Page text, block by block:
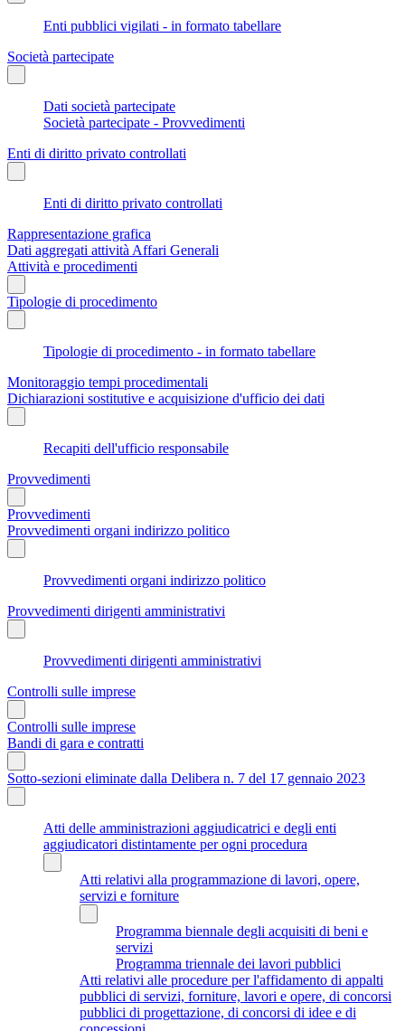
Enti pubblici vigilati - in formato tabellare
Società partecipate
Dati società partecipate
Società partecipate - Provvedimenti
Enti di diritto privato controllati
Enti di diritto privato controllati
Rappresentazione grafica
Dati aggregati attività Affari Generali
Attività e procedimenti
Tipologie di procedimento
Tipologie di procedimento - in formato tabellare
Monitoraggio tempi procedimentali
Dichiarazioni sostitutive e acquisizione d'ufficio dei dati
Recapiti dell'ufficio responsabile
Provvedimenti
Provvedimenti
Provvedimenti organi indirizzo politico
Provvedimenti organi indirizzo politico
Provvedimenti dirigenti amministrativi
Provvedimenti dirigenti amministrativi
Controlli sulle imprese
Controlli sulle imprese
Bandi di gara e contratti
Sotto-sezioni eliminate dalla Delibera n. 7 del 17 gennaio 2023
Atti delle amministrazioni aggiudicatrici e degli enti
aggiudicatori distintamente per ogni procedura
Atti relativi alla programmazione di lavori, opere,
servizi e forniture
Programma biennale degli acquisiti di beni e
servizi
Programma triennale dei lavori pubblici
Atti relativi alle procedure per l'affidamento di appalti
pubblici di servizi, forniture, lavori e opere, di concorsi
pubblici di progettazione, di concorsi di idee e di